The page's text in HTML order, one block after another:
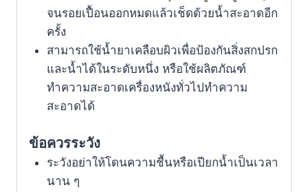
จนรอยเปื้อนออกหมดแล้วเช็ดด้วยน้ำสะอาดอีก
ครั้ง
สามารถใช้น้ำยาเคลือบผิวเพื่อป้องกันสิ่งสกปรก
และน้ำได้ในระดับหนึ่ง หรือใช้ผลิตภัณฑ์
ทำความสะอาดเครื่องหนังทั่วไปทำความ
สะอาดได้
ข้อควรระวัง
ระวังอย่าให้โดนความชื้นหรือเปียกน้ำเป็นเวลา
นาน ๆ